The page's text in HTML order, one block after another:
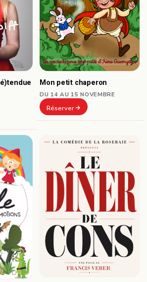
Mon petit chaperon
DU 14 AU 15 NOVEMBRE
Réserver